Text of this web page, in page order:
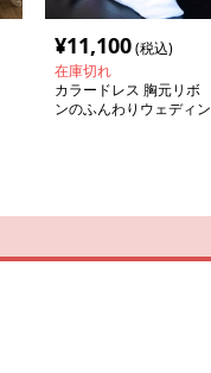
¥11,100(税込)
在庫切れ
カラードレス 胸元リボ
ンのふんわりウェディン